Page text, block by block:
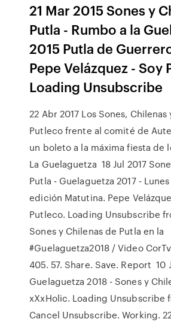
21 Mar 2015 Sones y
Putla - Rumbo a la
2015 Putla de
Pepe Velázquez - Soy
Loading Unsubscribe
22 Abr 2017 Los Sones, Chilenas
Putleco frente al comité de
un boleto a la máxima fiesta de
La Guelaguetza 18 Jul 2017
Putla - Guelaguetza 2017 - Lunes
edición Matutina. Pepe
Putleco. Loading Unsubscribe
Sones y Chilenas de Putla en la
#Guelaguetza2018 / Video
405. 57. Share. Save. Report 10
Guelaguetza 2018 - Sones y
xXxHolic. Loading Unsubscribe
Cancel Unsubscribe. Working.